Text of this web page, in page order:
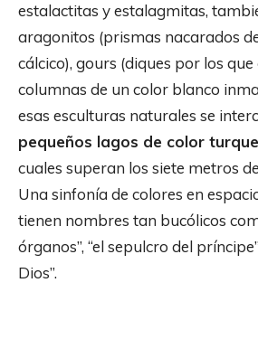
estalactitas y estalagmitas,
aragonitos (prismas nacarados
cálcico), gours (diques por los
columnas de un color blanco
esas esculturas naturales se
pequeños lagos de color
cuales superan los siete metros
Una sinfonía de colores en
tienen nombres tan bucólicos
órganos”, “el sepulcro del
Dios”.